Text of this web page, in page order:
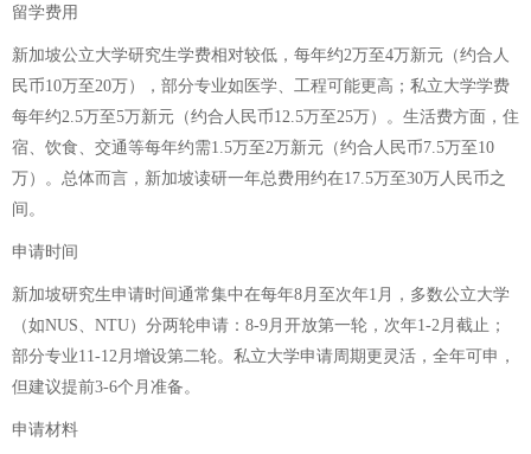
留学费用
新加坡公立大学研究生学费相对较低，每年约2万至4万新元（约合人
民币10万至20万），部分专业如医学、工程可能更高；私立大学学费
每年约2.5万至5万新元（约合人民币12.5万至25万）。生活费方面，住
宿、饮食、交通等每年约需1.5万至2万新元（约合人民币7.5万至10
万）。总体而言，新加坡读研一年总费用约在17.5万至30万人民币之
间。
申请时间
新加坡研究生申请时间通常集中在每年8月至次年1月，多数公立大学
（如NUS、NTU）分两轮申请：8-9月开放第一轮，次年1-2月截止；
部分专业11-12月增设第二轮。私立大学申请周期更灵活，全年可申，
但建议提前3-6个月准备。
申请材料